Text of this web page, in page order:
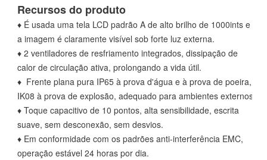
Recursos do produto
♦ É usada uma tela LCD padrão A de alto brilho de 1000ints e
a imagem é claramente visível sob forte luz externa.
♦ 2 ventiladores de resfriamento integrados, dissipação de
calor de circulação ativa, prolongando a vida útil.
♦ Frente plana pura IP65 à prova d'água e à prova de poeira,
IK08 à prova de explosão, adequado para ambientes externos
♦ Toque capacitivo de 10 pontos, alta sensibilidade, escrita
suave, sem desconexão, sem desvios.
♦ Em conformidade com os padrões anti-interferência EMC,
operação estável 24 horas por dia.